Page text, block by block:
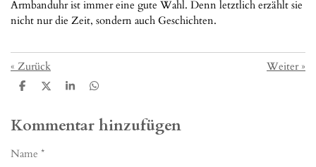
Armbanduhr ist immer eine gute Wahl. Denn letztlich erzählt sie
nicht nur die Zeit, sondern auch Geschichten.
« Zurück Weiter»
T
l
e
T
l
e
T
l
e
T
l
e
Kommentar hinzufügen
Name *